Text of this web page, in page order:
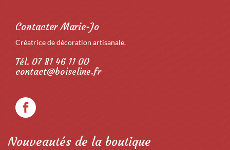
Contacter Marie-Jo
Créatrice de décoration artisanale.
Tél. 07 81 46 11 00
contact@boiseline.fr
Nouveautés de la boutique